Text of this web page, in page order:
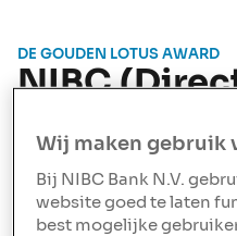
DE GOUDEN LOTUS AWARD
NIBC
Door onafhankelijke
NIBC Direct) uitgeroepen
felbegeerde ‘Gouden
hypotheekverstrekker.
Wij maken gebruik
Bij NIBC Bank N.V.
website goed te laten
best mogelijke